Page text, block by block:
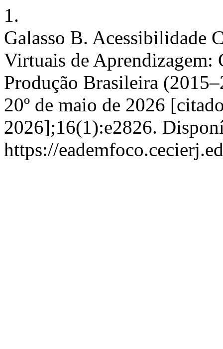
1.
Galasso B. Acessibilidade
Virtuais de
Produção Brasileira
20º de maio de 2026
2026];16(1):e2826.
https://